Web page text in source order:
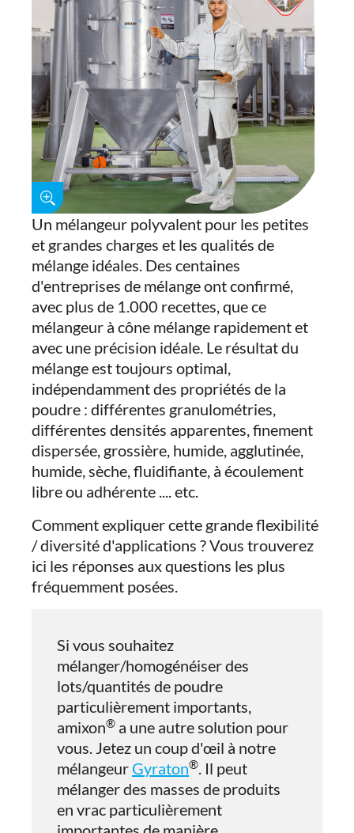
Un mélangeur polyvalent pour les petites
et grandes charges et les qualités de
mélange idéales. Des centaines
d'entreprises de mélange ont confirmé,
avec plus de 1.000 recettes, que ce
mélangeur à cône mélange rapidement et
avec une précision idéale. Le résultat du
mélange est toujours optimal,
indépendamment des propriétés de la
poudre : différentes granulométries,
différentes densités apparentes, finement
dispersée, grossière, humide, agglutinée,
humide, sèche, fluidifiante, à écoulement
libre ou adhérente .... etc.
Comment expliquer cette grande flexibilité
/ diversité d'applications ? Vous trouverez
ici les réponses aux questions les plus
fréquemment posées.
Si vous souhaitez
mélanger/homogénéiser des
lots/quantités de poudre
particulièrement importants,
amixon® a une autre solution pour
vous. Jetez un coup d'œil à notre
mélangeur Gyraton®. Il peut
mélanger des masses de produits
en vrac particulièrement